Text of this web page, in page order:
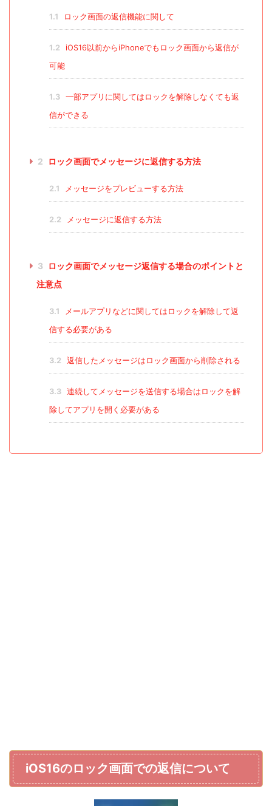
1.1 ロック画面の返信機能に関して
1.2
iOS16以前からiPhoneでもロック画面から返信が
可能
1.3
一部アプリに関してはロックを解除しなくても返
信ができる
2 ロック画面でメッセージに返信する方法
2.1 メッセージをプレビューする方法
2.2 メッセージに返信する方法
3
ロック画面でメッセージ返信する場合のポイントと
注意点
3.1
メールアプリなどに関してはロックを解除して返
信する必要がある
3.2 返信したメッセージはロック画面から削除される
3.3
連続してメッセージを送信する場合はロックを解
除してアプリを開く必要がある
iOS16のロック画面での返信について